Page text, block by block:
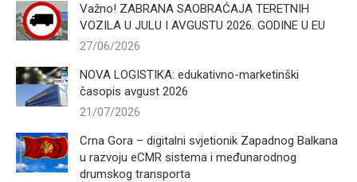
Važno! ZABRANA SAOBRAĆAJA TERETNIH
VOZILA U JULU I AVGUSTU 2026. GODINE U EU
27/06/2026
NOVA LOGISTIKA: edukativno-marketinški
časopis avgust 2026
21/07/2026
Crna Gora – digitalni svjetionik Zapadnog Balkana
u razvoju eCMR sistema i međunarodnog
drumskog transporta